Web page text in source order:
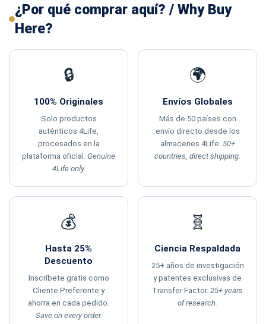
¿Por qué comprar aquí? / Why Buy
Here?
🔒
100% Originales
Solo productos
auténticos 4Life,
procesados en la
plataforma oficial. Genuine
4Life only.
🌍
Envíos Globales
Más de 50 países con
envío directo desde los
almacenes 4Life. 50+
countries, direct shipping.
💰
Hasta 25%
Descuento
Inscríbete gratis como
Cliente Preferente y
ahorra en cada pedido.
Save on every order.
🧬
Ciencia Respaldada
25+ años de investigación
y patentes exclusivas de
Transfer Factor. 25+ years
of research.